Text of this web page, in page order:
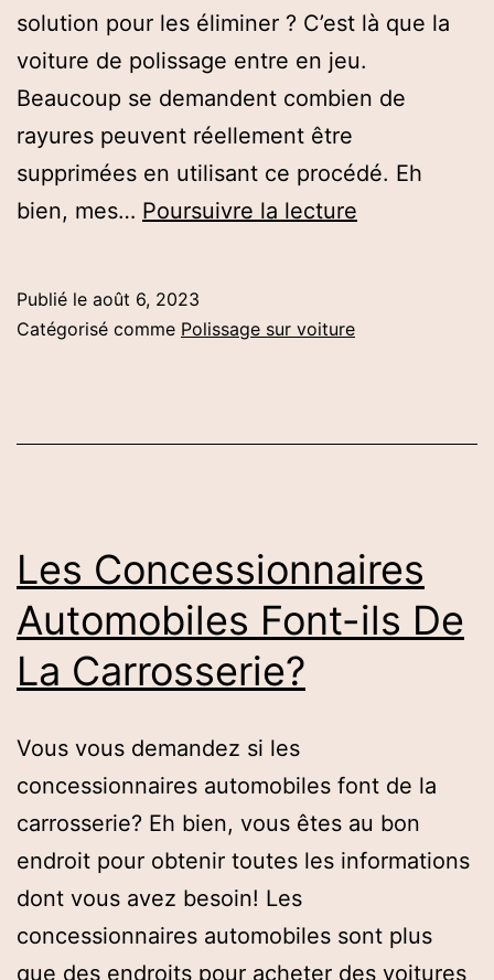
solution pour les éliminer ? C’est là que la
voiture de polissage entre en jeu.
Beaucoup se demandent combien de
rayures peuvent réellement être
supprimées en utilisant ce procédé. Eh
bien, mes… Poursuivre la lecture
Polissage?
Publié le août 6, 2023
Catégorisé comme Polissage sur voiture
Les Concessionnaires
Automobiles Font-ils De
La Carrosserie?
Vous vous demandez si les
concessionnaires automobiles font de la
carrosserie? Eh bien, vous êtes au bon
endroit pour obtenir toutes les informations
dont vous avez besoin! Les
concessionnaires automobiles sont plus
que des endroits pour acheter des voitures